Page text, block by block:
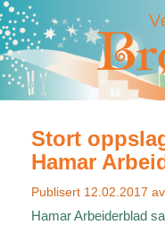
Stort
Hamar
Publisert 12.02.2017 av
Hamar Arbeiderblad